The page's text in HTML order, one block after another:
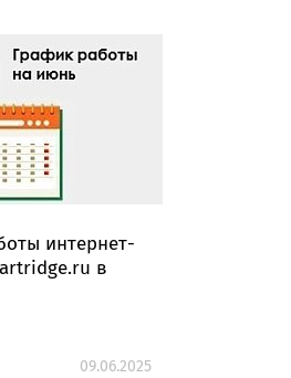
интернет-
в
09.06.2025